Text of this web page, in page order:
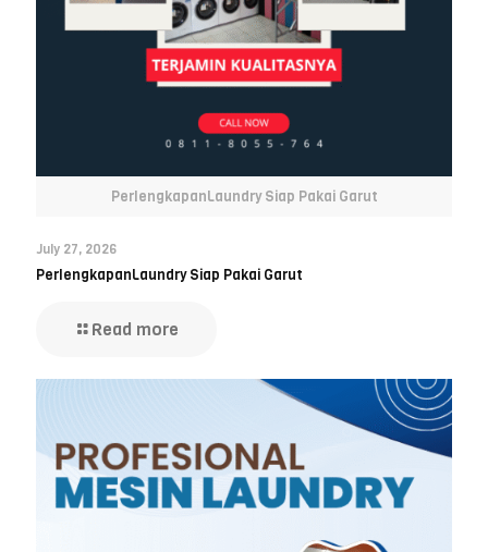
PerlengkapanLaundry Siap Pakai Garut
July 27, 2026
PerlengkapanLaundry Siap Pakai Garut
Read more